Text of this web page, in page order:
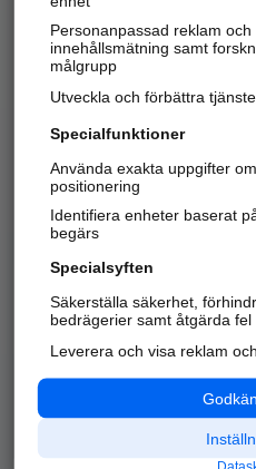
Hitta telefonnummer,
Kom
Alla kategorier
API & Kartor
Personanpassad reklam
innehållsmätning samt
målgrupp
Utveckla och förbättra
Specialfunktioner
Använda exakta uppgifter
positionering
Identifiera enheter baserat
begärs
Specialsyften
Säkerställa säkerhet,
bedrägerier samt åtgärda fel
Leverera och visa reklam